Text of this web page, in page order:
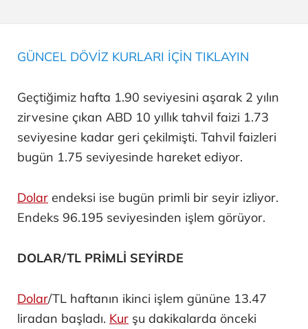
GÜNCEL DÖVİZ KURLARI İÇİN TIKLAYIN
Geçtiğimiz hafta 1.90 seviyesini aşarak 2 yılın
zirvesine çıkan ABD 10 yıllık tahvil faizi 1.73
seviyesine kadar geri çekilmişti. Tahvil faizleri
bugün 1.75 seviyesinde hareket ediyor.
Dolar endeksi ise bugün primli bir seyir izliyor.
Endeks 96.195 seviyesinden işlem görüyor.
DOLAR/TL PRİMLİ SEYİRDE
Dolar/TL haftanın ikinci işlem gününe 13.47
liradan başladı. Kur şu dakikalarda önceki